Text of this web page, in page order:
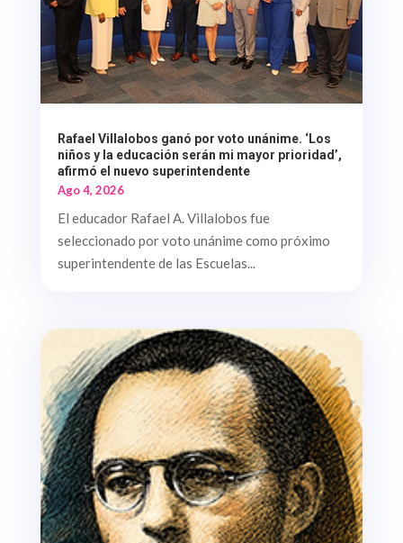
Rafael Villalobos ganó por voto unánime. ‘Los
niños y la educación serán mi mayor prioridad’,
afirmó el nuevo superintendente
Ago 4, 2026
El educador Rafael A. Villalobos fue
seleccionado por voto unánime como próximo
superintendente de las Escuelas...